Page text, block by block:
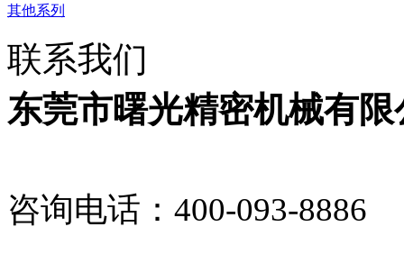
其他系列
联系我们
东莞市曙光精密机械有限
咨询电话：400-093-8886